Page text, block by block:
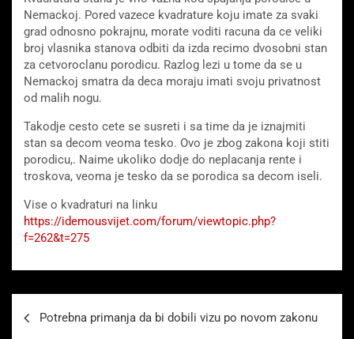
Nemackoj. Pored vazece kvadrature koju imate za svaki
grad odnosno pokrajnu, morate voditi racuna da ce veliki
broj vlasnika stanova odbiti da izda recimo dvosobni stan
za cetvoroclanu porodicu. Razlog lezi u tome da se u
Nemackoj smatra da deca moraju imati svoju privatnost
od malih nogu.
Takodje cesto cete se susreti i sa time da je iznajmiti
stan sa decom veoma tesko. Ovo je zbog zakona koji stiti
porodicu,. Naime ukoliko dodje do neplacanja rente i
troskova, veoma je tesko da se porodica sa decom iseli.
Vise o kvadraturi na linku
https://idemousvijet.com/forum/viewtopic.php?
f=262&t=275
Potrebna primanja da bi dobili vizu po novom zakonu